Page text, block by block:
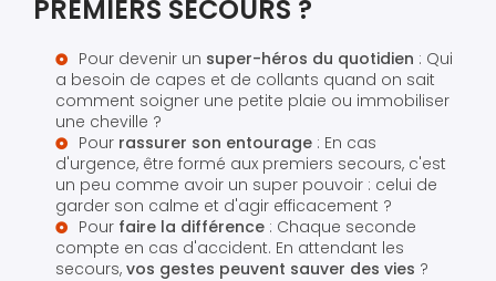
PREMIERS SECOURS ?
Pour devenir un super-héros du quotidien : Qui
a besoin de capes et de collants quand on sait
comment soigner une petite plaie ou immobiliser
une cheville ?
Pour rassurer son entourage : En cas
d'urgence, être formé aux premiers secours, c'est
un peu comme avoir un super pouvoir : celui de
garder son calme et d'agir efficacement ?
Pour faire la différence : Chaque seconde
compte en cas d'accident. En attendant les
secours, vos gestes peuvent sauver des vies ?